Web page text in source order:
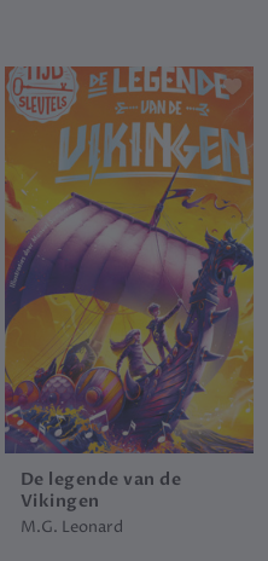
De legende van de
Vikingen
M.G. Leonard